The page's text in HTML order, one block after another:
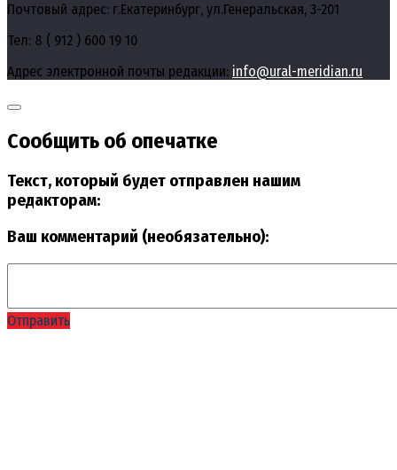
Почтовый адрес: г.Екатеринбург, ул.Генеральская, 3-201
Тел: 8 ( 912 ) 600 19 10
Адрес электронной почты редакции: info@ural-meridian.ru
Сообщить об опечатке
Текст, который будет отправлен нашим
редакторам:
Ваш комментарий (необязательно):
Отправить